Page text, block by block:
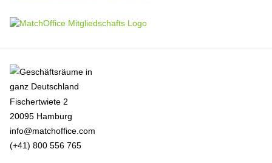
Fischertwiete 2
20095 Hamburg
info@matchoffice.com
(+41) 800 556 765